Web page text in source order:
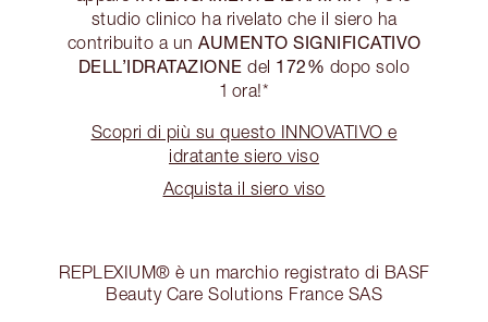
studio clinico ha rivelato che il siero ha
contribuito a un AUMENTO SIGNIFICATIVO
DELL’IDRATAZIONE del 172% dopo solo
1 ora!*
Scopri di più su questo INNOVATIVO e
idratante siero viso
Acquista il siero viso
REPLEXIUM® è un marchio registrato di BASF
Beauty Care Solutions France SAS